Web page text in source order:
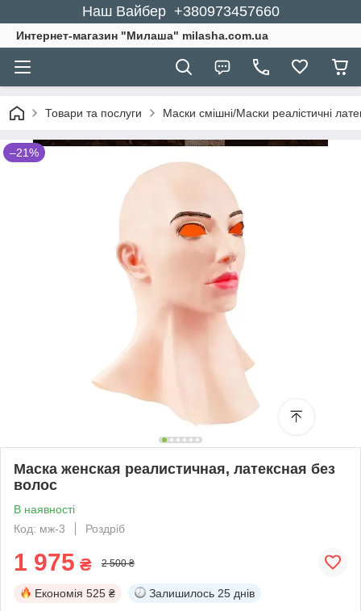
Наш Вайбер +380973457660
Интернет-магазин "Милаша" milasha.com.ua
Товари та послуги Маски смішні/Маски реалістичні
–21%
Маска женская реалистичная, латексная без
волос
В наявності
Код: мж-3
Роздріб
1 975 ₴ 2 500 ₴
Економія 525 ₴ Залишилось 25 днів